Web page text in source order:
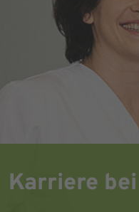
Karriere bei